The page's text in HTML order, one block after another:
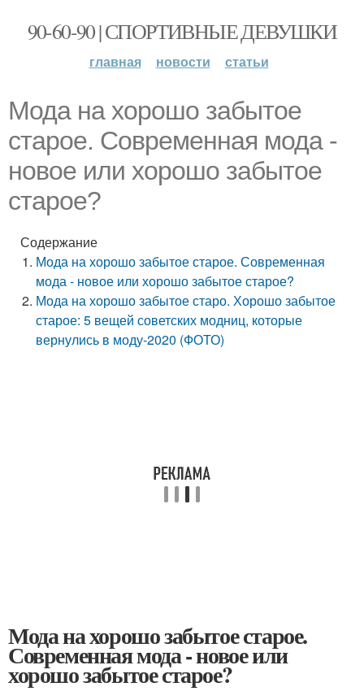
90-60-90 | СПОРТИВНЫЕ ДЕВУШКИ
главная новости статьи
Мода на хорошо забытое
старое. Современная мода -
новое или хорошо забытое
старое?
Содержание
Мода на хорошо забытое старое. Современная
мода - новое или хорошо забытое старое?
Мода на хорошо забытое старо. Хорошо забытое
старое: 5 вещей советских модниц, которые
вернулись в моду-2020 (ФОТО)
Мода на хорошо забытое старое.
Современная мода - новое или
хорошо забытое старое?